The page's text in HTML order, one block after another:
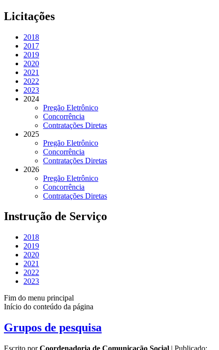
Licitações
2018
2017
2019
2020
2021
2022
2023
2024
Pregão Eletrônico
Concorrência
Contratações Diretas
2025
Pregão Eletrônico
Concorrência
Contratações Diretas
2026
Pregão Eletrônico
Concorrência
Contratações Diretas
Instrução de Serviço
2018
2019
2020
2021
2022
2023
Fim do menu principal
Início do conteúdo da página
Grupos de pesquisa